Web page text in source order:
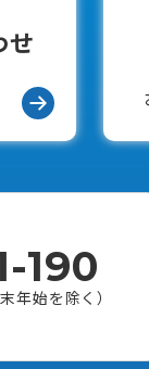
せ
190
末年始を除く）